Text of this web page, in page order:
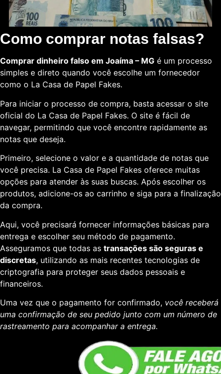
Como comprar notas falsas?
Comprar dinheiro falso em Joaíma – MG é um processo
simples e direto quando você escolhe um fornecedor
como o La Casa de Papel Fakes.
Para iniciar o processo de compra, basta acessar o site
oficial do La Casa de Papel Fakes. O site é fácil de
navegar, permitindo que você encontre rapidamente as
notas que deseja.
Primeiro, selecione o valor e a quantidade de notas que
você precisa. La Casa de Papel Fakes oferece muitas
opções para atender às suas buscas. Após escolher os
produtos, adicione-os ao carrinho e siga para a finalização
da compra.
Aqui, você precisará fornecer informações básicas para
entrega e escolher seu método de pagamento.
Asseguramos que todas as transações são seguras e
discretas, utilizando as mais recentes tecnologias de
criptografia para proteger seus dados pessoais e
financeiros.
Uma vez que o pagamento for confirmado, você receberá
uma confirmação de seu pedido junto com um número de
rastreamento para acompanhar a entrega.